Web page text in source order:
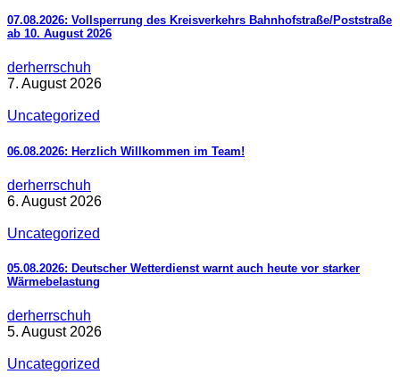
07.08.2026: Vollsperrung des Kreisverkehrs Bahnhofstraße/Poststraße
ab 10. August 2026
derherrschuh
7. August 2026
Uncategorized
06.08.2026: Herzlich Willkommen im Team!
derherrschuh
6. August 2026
Uncategorized
05.08.2026: Deutscher Wetterdienst warnt auch heute vor starker
Wärmebelastung
derherrschuh
5. August 2026
Uncategorized